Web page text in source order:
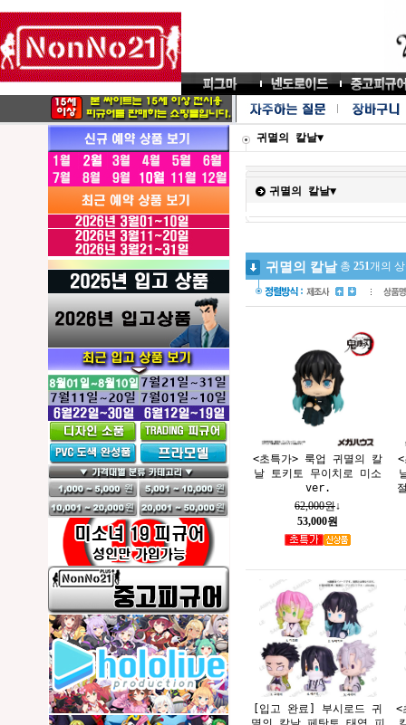
귀멸의 칼날▼
귀멸의 칼날▼
귀멸의 칼날 총 251개의
<초특가> 룩업 귀멸의 칼
날 토키토 무이치로 미소
ver.
62,000원↓
53,000원
[입고 완료] 부시로드 귀
<